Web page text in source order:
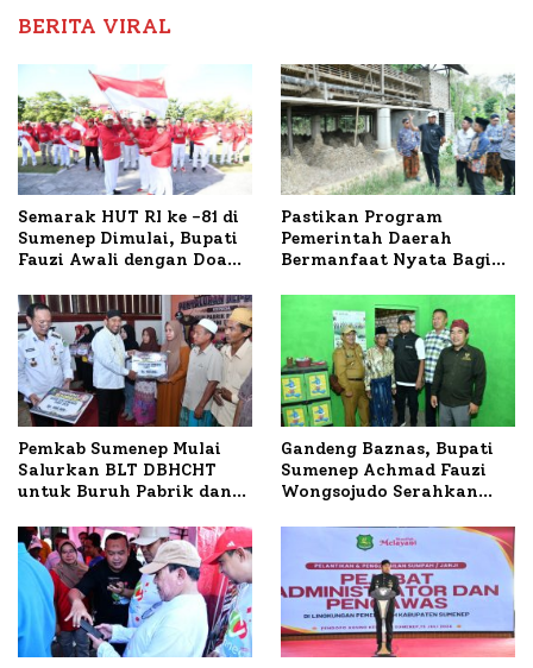
BERITA VIRAL
Semarak HUT RI ke -81 di
Sumenep Dimulai, Bupati
Fauzi Awali dengan Doa
Terbakar
Pastikan Program
Pemerintah Daerah
Bermanfaat Nyata Bagi
Sumenep Tinjau Langsung
Budidaya Lele dan Ayam
Petelur di Desa Bataal
Timur
Pemkab Sumenep Mulai
Salurkan BLT DBHCHT
untuk Buruh Pabrik dan
Gandeng Baznas, Bupati
Sumenep Achmad Fauzi
Wongsojudo Serahkan
Dua Kecamatan